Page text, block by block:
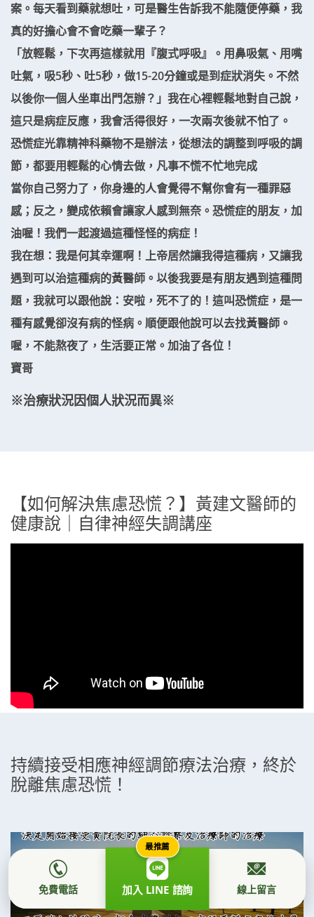
案。每天看到藥就想吐，可是醫生告訴我不能隨便停藥，我
真的好擔心會不會吃藥一輩子？
「放輕鬆，下次再這樣就用『腹式呼吸』。用鼻吸氣、用嘴
吐氣，吸5秒、吐5秒，做15-20分鐘或是到症狀消失。不然
以後你一個人坐車出門怎辦？」我在心裡輕鬆地對自己說，
這只是病症反應，我會活得很好，一次兩次後就不怕了。
恐慌症光靠精神科藥物不是辦法，從想法的調整到呼吸的調
節，都要用輕鬆的心情去做，凡事不慌不忙地完成
當你自己努力了，你身邊的人會覺得不幫你會有一種罪惡
感；反之，變成依賴會讓家人感到無奈。恐慌症的朋友，加
油喔！我們一起渡過這種怪怪的病症！
我在想：我是何其幸運啊！上帝居然讓我得這種病，又讓我
遇到可以治這種病的黃醫師。以後我要是有朋友遇到這種問
題，我就可以跟他說：安啦，死不了的！這叫恐慌症，是一
種有感覺卻沒有病的怪病。順便跟他說可以去找黃醫師。
喔，不能熬夜了，生活要正常。加油了各位！
寶哥
※治療狀況因個人狀況而異※
【如何解決焦慮恐慌？】黃建文醫師的
健康說｜自律神經失調講座
持續接受相應神經調節療法治療，終於
脫離焦慮恐慌！
免費電話
最推薦
加入 LINE 諮詢 線上留言